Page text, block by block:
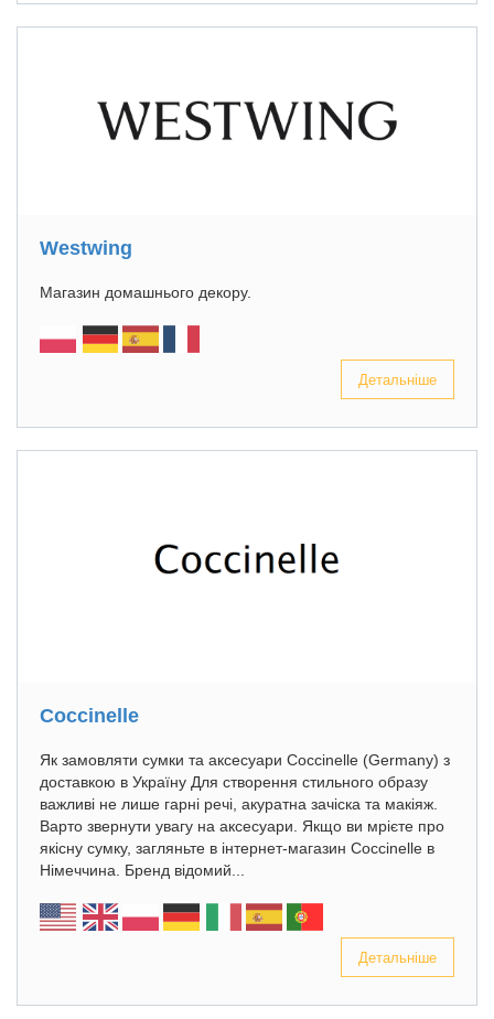
Westwing
Магазин домашнього декору.
Детальніше
Coccinelle
Як замовляти сумки та аксесуари Coccinelle (Germany) з
доставкою в Україну Для створення стильного образу
важливі не лише гарні речі, акуратна зачіска та макіяж.
Варто звернути увагу на аксесуари. Якщо ви мрієте про
якісну сумку, загляньте в інтернет-магазин Coccinelle в
Німеччина. Бренд відомий...
Детальніше